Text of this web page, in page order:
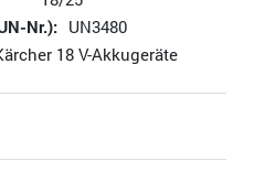
Nr.): UN3480
18 V-Akkugeräte